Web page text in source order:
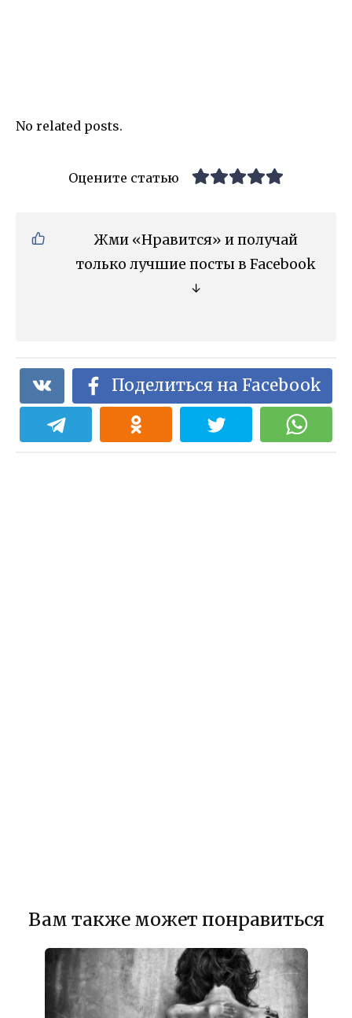
No related posts.
Оцените статью
Жми «Нравится» и получай
только лучшие посты в Facebook
↓
Поделиться на Facebook
Вам также может понравиться